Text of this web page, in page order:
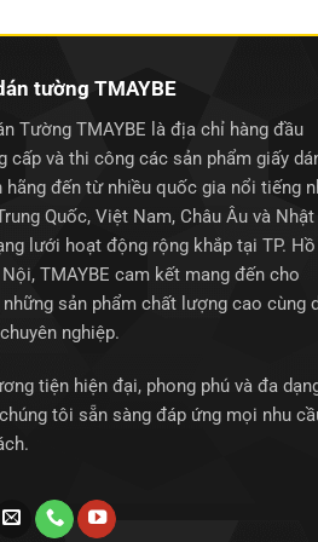
tường TMAYBE
Tường TMAYBE là địa chỉ hàng đầu
cấp và thi công các sản phẩm giấy
hãng đến từ nhiều quốc gia nổi tiếng
Quốc, Việt Nam, Châu Âu và Nhật
lưới hoạt động rộng khắp tại TP.
TMAYBE cam kết mang đến cho
những sản phẩm chất lượng cao cùng
nghiệp.
tiện hiện đại, phong phú và đa
tôi sẵn sàng đáp ứng mọi nhu